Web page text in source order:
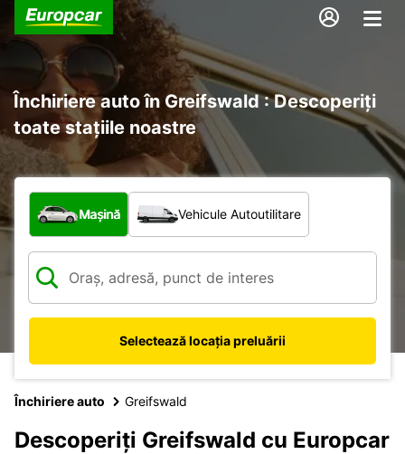
Închiriere auto în Greifswald : Descoperiți
toate stațiile noastre
Ce tip de vehicul?
Mașină Vehicule Autoutilitare
Selectează locația preluării
Închiriere auto Greifswald
Descoperiți Greifswald cu Europcar